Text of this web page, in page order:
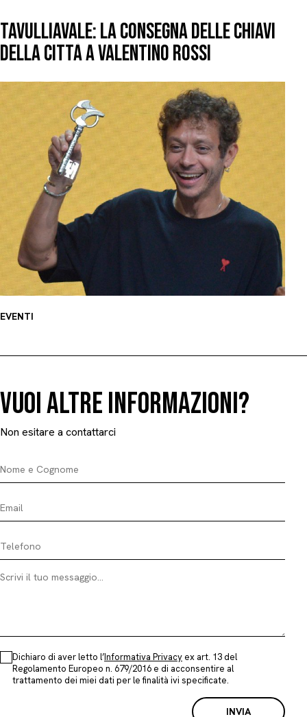
TAVULLIAVALE: LA CONSEGNA DELLE CHIAVI
DELLA CITTÀ A VALENTINO ROSSI
EVENTI
VUOI ALTRE INFORMAZIONI?
Non esitare a contattarci
Messaggio
Dichiaro di aver letto l’Informativa Privacyex art. 13 del
Regolamento Europeo n. 679/2016 e di acconsentire al
trattamento dei miei dati per le finalità ivi specificate.
INVIA